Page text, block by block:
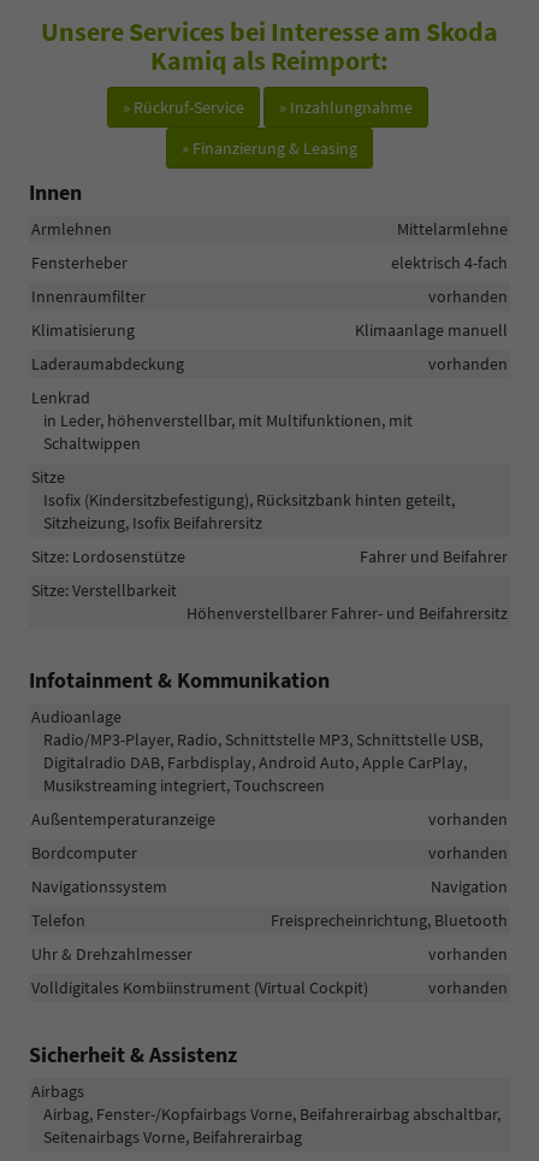
Unsere Services bei Interesse am Skoda
Kamiq als Reimport:
» Rückruf-Service
» Inzahlungnahme
» Finanzierung & Leasing
Innen
Armlehnen
Mittelarmlehne
Fensterheber
elektrisch 4-fach
Innenraumfilter
vorhanden
Klimatisierung
Klimaanlage manuell
Laderaumabdeckung
vorhanden
Lenkrad
in Leder, höhenverstellbar, mit Multifunktionen, mit
Schaltwippen
Sitze
Isofix (Kindersitzbefestigung), Rücksitzbank hinten geteilt,
Sitzheizung, Isofix Beifahrersitz
Sitze: Lordosenstütze
Fahrer und Beifahrer
Sitze: Verstellbarkeit
Höhenverstellbarer Fahrer- und Beifahrersitz
Infotainment & Kommunikation
Audioanlage
Radio/MP3-Player, Radio, Schnittstelle MP3, Schnittstelle USB,
Digitalradio DAB, Farbdisplay, Android Auto, Apple CarPlay,
Musikstreaming integriert, Touchscreen
Außentemperaturanzeige
vorhanden
Bordcomputer
vorhanden
Navigationssystem
Navigation
Telefon
Freisprecheinrichtung, Bluetooth
Uhr & Drehzahlmesser
vorhanden
Volldigitales Kombiinstrument (Virtual Cockpit)
vorhanden
Sicherheit & Assistenz
Airbags
Airbag, Fenster-/Kopfairbags Vorne, Beifahrerairbag abschaltbar,
Seitenairbags Vorne, Beifahrerairbag